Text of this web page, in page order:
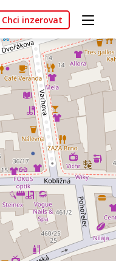
Chci inzerovat